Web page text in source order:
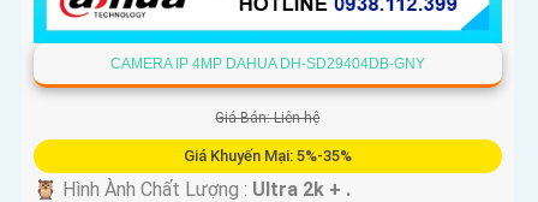
CAMERA IP 4MP DAHUA DH-SD29404DB-GNY
Giá Bán: Liên hệ
Giá Khuyến Mại: 5%-35%
🦉 Hình Ành Chất Lượng : Ultra 2k + .